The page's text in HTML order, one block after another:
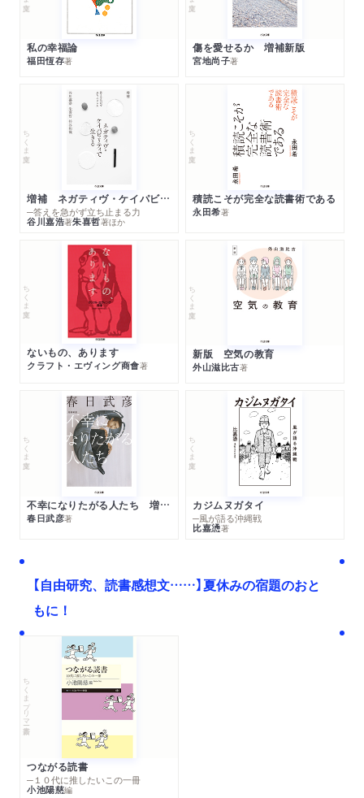
私の幸福論
福田恆存著
傷を愛せるか 増補新版
宮地尚子著
ちくま文庫
増補 ネガティヴ・ケイパビリティで生きる
─答えを急がず立ち止まる力
谷川嘉浩著朱喜哲著ほか
ちくま文庫
積読こそが完全な読書術である
永田希著
ちくま文庫
ないもの、あります
クラフト・エヴィング商會著
ちくま文庫
新版 空気の教育
外山滋比古著
ちくま文庫
不幸になりたがる人たち 増補新版
春日武彦著
ちくま文庫
カジムヌガタイ
─風が語る沖縄戦
比嘉慂著
【自由研究、読書感想文……】夏休みの宿題のおと
もに！
ちくまプリマー新書
つながる読書
─１０代に推したいこの一冊
小池陽慈編